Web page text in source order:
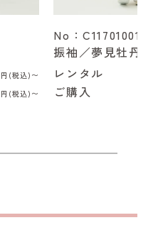
円(税込)〜
円(税込)〜
No：
振袖／夢見牡丹／
レンタル
ご購入